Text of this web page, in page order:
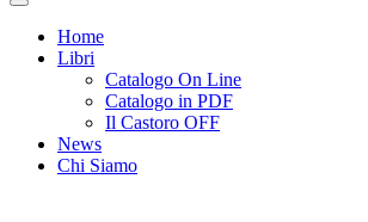
Home
Libri
Catalogo On Line
Catalogo in PDF
Il Castoro OFF
News
Chi Siamo